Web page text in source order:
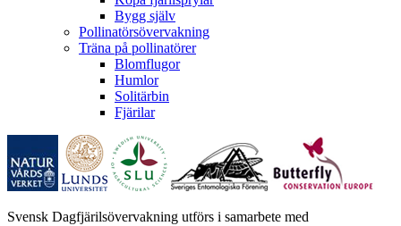
Bygg själv
Pollinatörsövervakning
Träna på pollinatörer
Blomflugor
Humlor
Solitärbin
Fjärilar
Svensk Dagfjärilsövervakning utförs i samarbete med